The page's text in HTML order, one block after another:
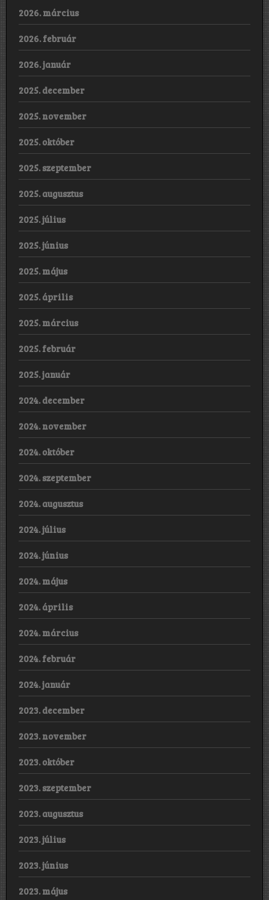
2026. március
2026. február
2026. január
2025. december
2025. november
2025. október
2025. szeptember
2025. augusztus
2025. július
2025. június
2025. május
2025. április
2025. március
2025. február
2025. január
2024. december
2024. november
2024. október
2024. szeptember
2024. augusztus
2024. július
2024. június
2024. május
2024. április
2024. március
2024. február
2024. január
2023. december
2023. november
2023. október
2023. szeptember
2023. augusztus
2023. július
2023. június
2023. május